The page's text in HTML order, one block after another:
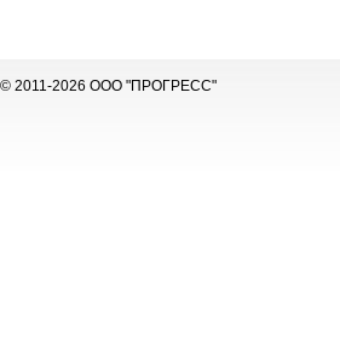
© 2011-2026 ООО "ПРОГРЕСС"